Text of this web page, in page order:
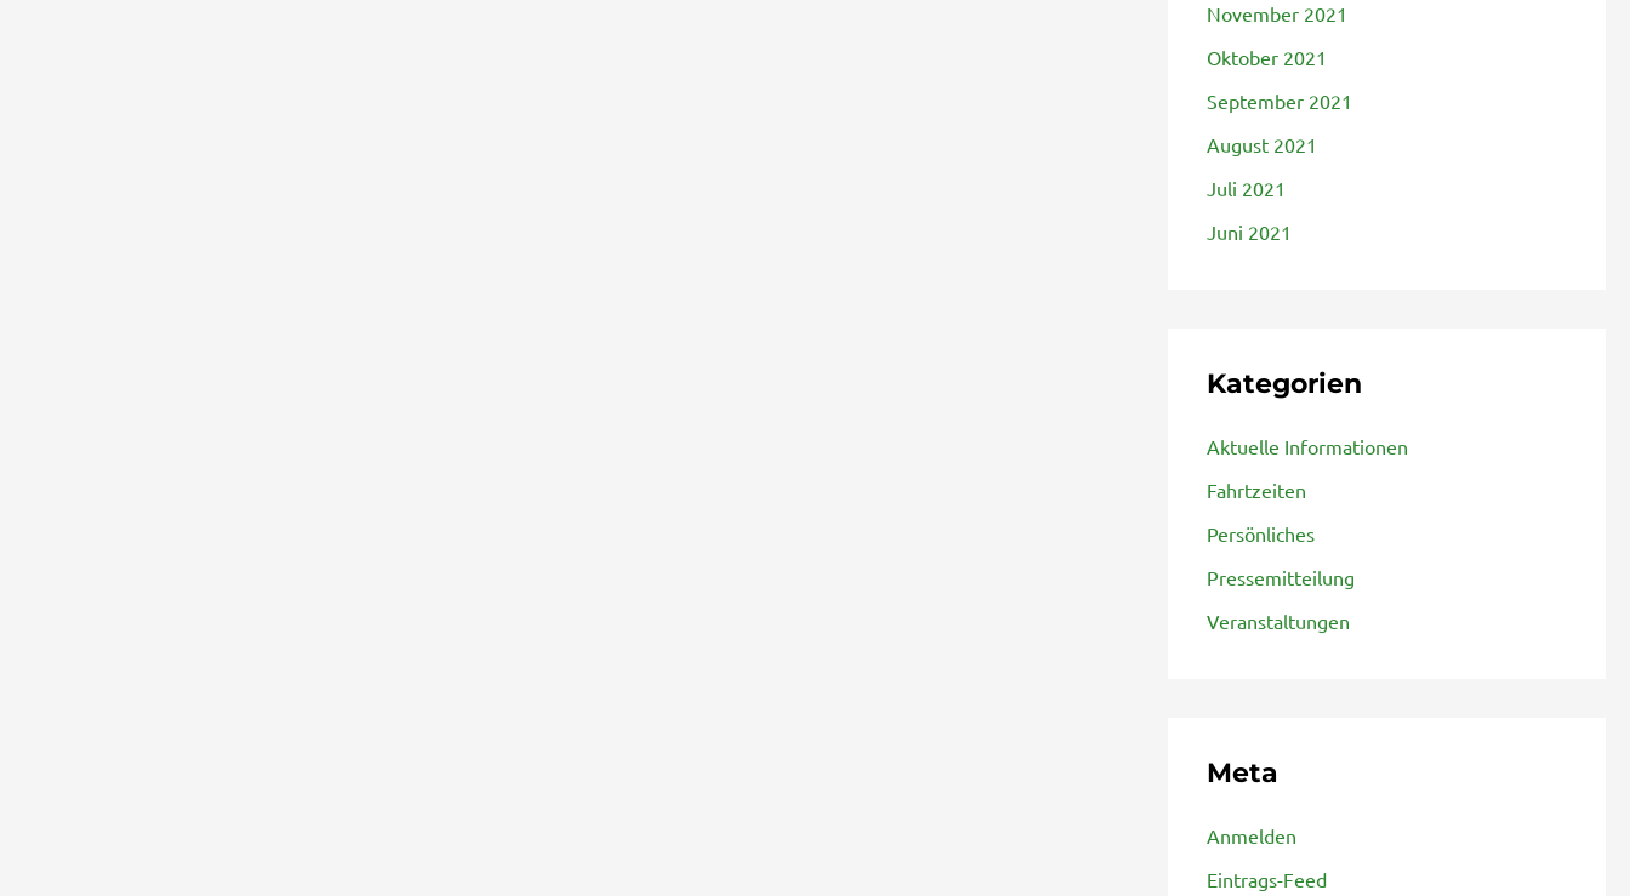
November 2021
Oktober 2021
September 2021
August 2021
Juli 2021
Juni 2021
Kategorien
Aktuelle Informationen
Fahrtzeiten
Persönliches
Pressemitteilung
Veranstaltungen
Meta
Anmelden
Eintrags-Feed